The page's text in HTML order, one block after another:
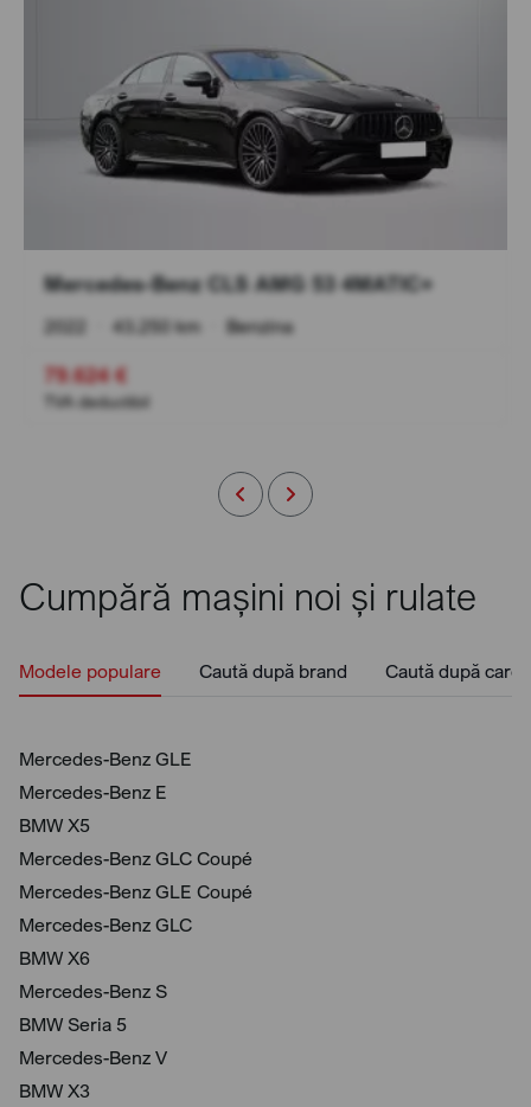
Mercedes-Benz CLS AMG 53 4MATIC+
2022 43.250 km Benzina
79.624 €
TVA deductibil
Cumpără mașini noi și rulate
Modele populare Caută după brand Caută după
Mercedes-Benz GLE
Mercedes-Benz E
BMW X5
Mercedes-Benz GLC Coupé
Mercedes-Benz GLE Coupé
Mercedes-Benz GLC
BMW X6
Mercedes-Benz S
BMW Seria 5
Mercedes-Benz V
BMW X3